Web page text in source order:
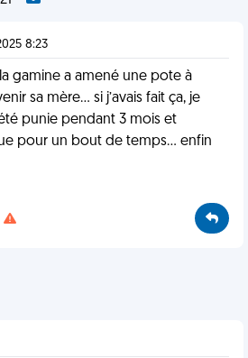
8:23
gamine a amené une pote à
sa mère… si j’avais fait ça, je
punie pendant 3 mois et
pour un bout de temps… enfin